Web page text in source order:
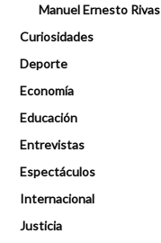
Manuel Ernesto Rivas
Curiosidades
Deporte
Economía
Educación
Entrevistas
Espectáculos
Internacional
Justicia